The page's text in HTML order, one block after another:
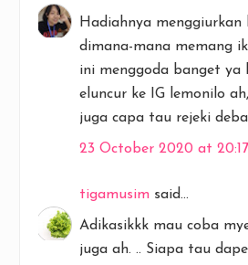
Hadiahnya menggiurkan
dimana-mana memang
ini menggoda banget ya
eluncur ke IG lemonilo
juga capa tau rejeki
23 October 2020 at 20:17
tigamusim said...
Adikasikkk mau coba
juga ah. .. Siapa tau